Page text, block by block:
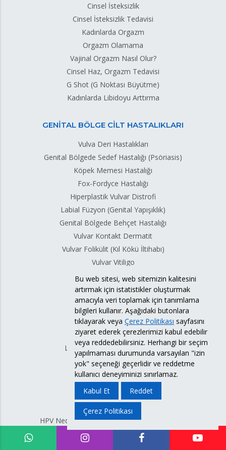
Cinsel İsteksizlik
Cinsel İsteksizlik Tedavisi
Kadınlarda Orgazm
Orgazm Olamama
Vajinal Orgazm Nasıl Olur?
Cinsel Haz, Orgazm Tedavisi
G Shot (G Noktası Büyütme)
Kadınlarda Libidoyu Arttırma
GENİTAL BÖLGE CİLT HASTALIKLARI
Vulva Deri Hastalıkları
Genital Bölgede Sedef Hastalığı (Psöriasis)
Köpek Memesi Hastalığı
Fox-Fordyce Hastalığı
Hiperplastik Vulvar Distrofi
Labial Füzyon (Genital Yapışıklık)
Genital Bölgede Behçet Hastalığı
Vulvar Kontakt Dermatit
Vulvar Folikülit (Kıl Kökü İltihabı)
Vulvar Vitiligo
Genital Bölgede Şişlik
GENİTAL LİKEN
Liken Skleroz
Liken Skleroz Tedavisi
Lazerle Liken Skleroz Tedavisi
Liken Simpleks Kronikus
Liken Planus
HPV ENFEKSİYONLARI
HPV Nedir? HPV Enfeksiyonları, Nasıl Bulaşır?
Genital Siğil Tedavisi Nedir? Nasıl Yapılır?
Bu web sitesi, web sitemizin kalitesini
artırmak için istatistikler oluşturmak
amacıyla veri toplamak için tanımlama
bilgileri kullanır. Aşağıdaki butonlara
tıklayarak veya Çerez Politikası sayfasını
ziyaret ederek çerezlerimizi kabul edebilir
veya reddedebilirsiniz. Herhangi bir seçim
yapılmaması durumunda varsayılan "izin
yok" seçeneği geçerlidir ve reddetme
kullanıcı deneyiminizi sınırlamaz.
Kabul Et
Reddet
Çerez Politikası